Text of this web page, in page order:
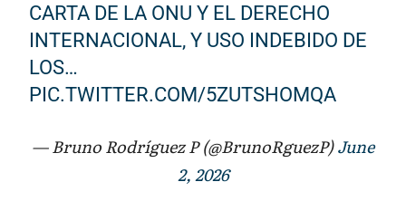
CARTA DE LA ONU Y EL DERECHO
INTERNACIONAL, Y USO INDEBIDO DE
LOS…
PIC.TWITTER.COM/5ZUTSHOMQA
— Bruno Rodríguez P (@BrunoRguezP)June
2, 2026